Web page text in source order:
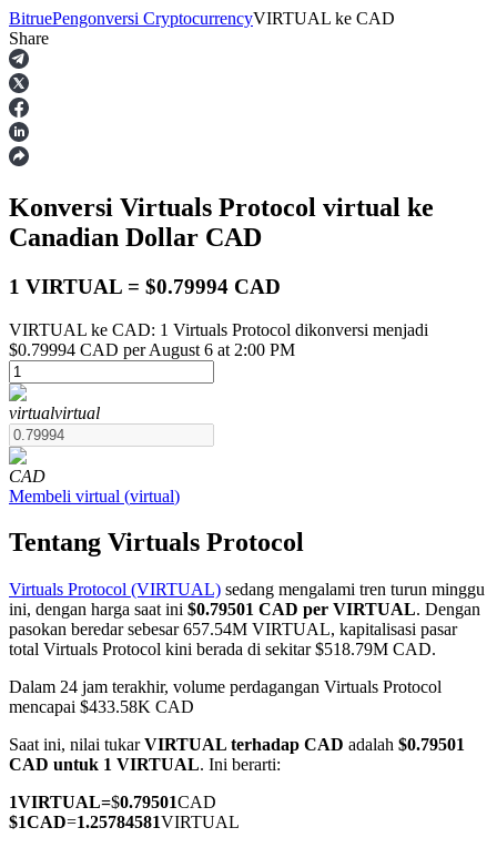
Berjangka
USDT Berjangka
COIN-M Berjangka
Mata Uang Kripto Berjangka
TradFi
Derivatif saham, forex, logam mulia, dan komoditas
BitruePengonversi CryptocurrencyVIRTUAL ke CAD
Share
Konversi Virtuals Protocol virtual ke
Canadian Dollar CAD
1 VIRTUAL = $0.79994 CAD
VIRTUAL ke CAD: 1 Virtuals Protocol dikonversi menjadi
$0.79994 CAD per August 6 at 2:00 PM
virtualvirtual
CAD
Membeli virtual (virtual)
Tentang Virtuals Protocol
Virtuals Protocol (VIRTUAL) sedang mengalami tren turun minggu
ini, dengan harga saat ini $0.79501 CAD per VIRTUAL. Dengan
pasokan beredar sebesar 657.54M VIRTUAL, kapitalisasi pasar
total Virtuals Protocol kini berada di sekitar $518.79M CAD.
Dalam 24 jam terakhir, volume perdagangan Virtuals Protocol
mencapai $433.58K CAD
Saat ini, nilai tukarVIRTUAL terhadap CAD adalah $0.79501
CAD untuk 1 VIRTUAL. Ini berarti:
1VIRTUAL=$0.79501CAD
$1CAD=1.25784581VIRTUAL